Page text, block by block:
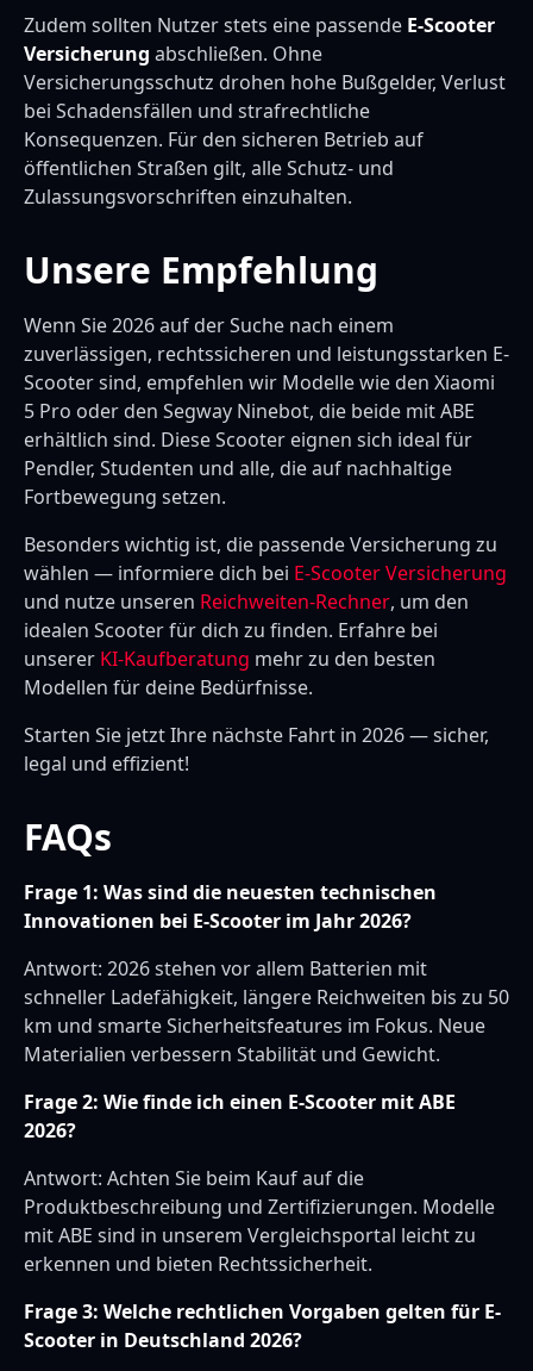
Zudem sollten Nutzer stets eine passende E-Scooter
Versicherung abschließen. Ohne
Versicherungsschutz drohen hohe Bußgelder, Verlust
bei Schadensfällen und strafrechtliche
Konsequenzen. Für den sicheren Betrieb auf
öffentlichen Straßen gilt, alle Schutz- und
Zulassungsvorschriften einzuhalten.
Unsere Empfehlung
Wenn Sie 2026 auf der Suche nach einem
zuverlässigen, rechtssicheren und leistungsstarken E-
Scooter sind, empfehlen wir Modelle wie den Xiaomi
5 Pro oder den Segway Ninebot, die beide mit ABE
erhältlich sind. Diese Scooter eignen sich ideal für
Pendler, Studenten und alle, die auf nachhaltige
Fortbewegung setzen.
Besonders wichtig ist, die passende Versicherung zu
wählen — informiere dich bei E-Scooter Versicherung
und nutze unseren Reichweiten-Rechner, um den
idealen Scooter für dich zu finden. Erfahre bei
unserer KI-Kaufberatung mehr zu den besten
Modellen für deine Bedürfnisse.
Starten Sie jetzt Ihre nächste Fahrt in 2026 — sicher,
legal und effizient!
FAQs
Frage 1: Was sind die neuesten technischen
Innovationen bei E-Scooter im Jahr 2026?
Antwort: 2026 stehen vor allem Batterien mit
schneller Ladefähigkeit, längere Reichweiten bis zu 50
km und smarte Sicherheitsfeatures im Fokus. Neue
Materialien verbessern Stabilität und Gewicht.
Frage 2: Wie finde ich einen E-Scooter mit ABE
2026?
Antwort: Achten Sie beim Kauf auf die
Produktbeschreibung und Zertifizierungen. Modelle
mit ABE sind in unserem Vergleichsportal leicht zu
erkennen und bieten Rechtssicherheit.
Frage 3: Welche rechtlichen Vorgaben gelten für E-
Scooter in Deutschland 2026?